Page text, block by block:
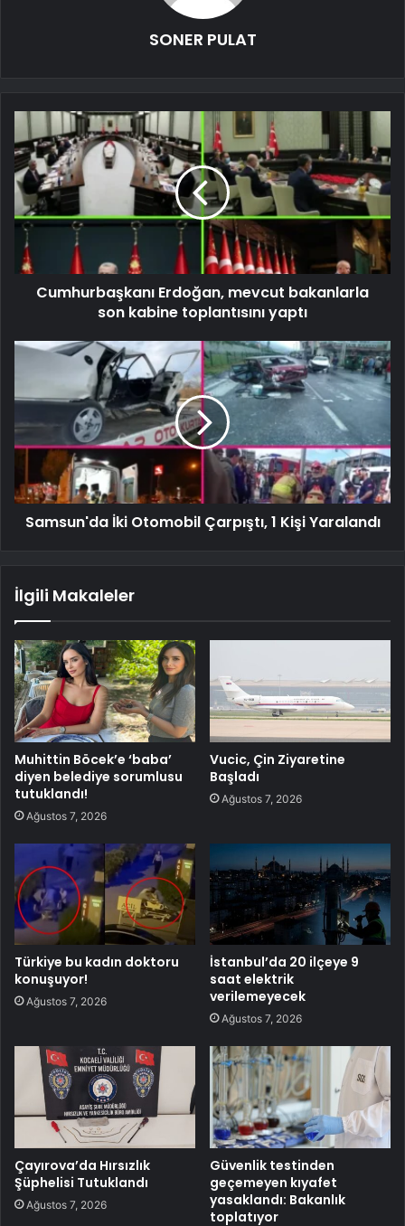
SONER PULAT
Cumhurbaşkanı Erdoğan, mevcut bakanlarla
son kabine toplantısını yaptı
Samsun'da İki Otomobil Çarpıştı, 1 Kişi Yaralandı
İlgili Makaleler
Muhittin Böcek’e ‘baba’
diyen belediye sorumlusu
tutuklandı!
Ağustos 7, 2026
Vucic, Çin Ziyaretine
Başladı
Ağustos 7, 2026
Türkiye bu kadın doktoru
konuşuyor!
Ağustos 7, 2026
İstanbul’da 20 ilçeye 9
saat elektrik
verilemeyecek
Ağustos 7, 2026
Çayırova’da Hırsızlık
Şüphelisi Tutuklandı
Ağustos 7, 2026
Güvenlik testinden
geçemeyen kıyafet
yasaklandı: Bakanlık
toplatıyor